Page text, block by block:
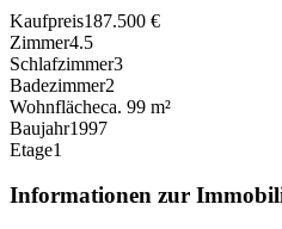
Kaufpreis187.500 €
Zimmer4.5
Schlafzimmer3
Badezimmer2
Wohnflächeca. 99 m²
Baujahr1997
Etage1
Informationen zur